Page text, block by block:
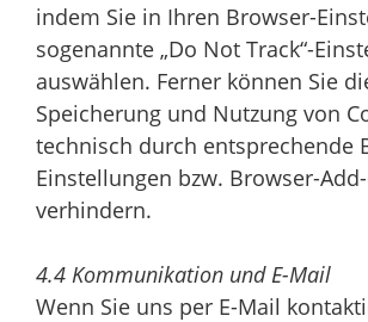
indem Sie in Ihren Browser-
sogenannte „Do Not Track“-
auswählen. Ferner können Sie
Speicherung und Nutzung von
technisch durch entsprechende
Einstellungen bzw. Browser-
verhindern.
4.4 Kommunikation und E-Mail
Wenn Sie uns per E-Mail